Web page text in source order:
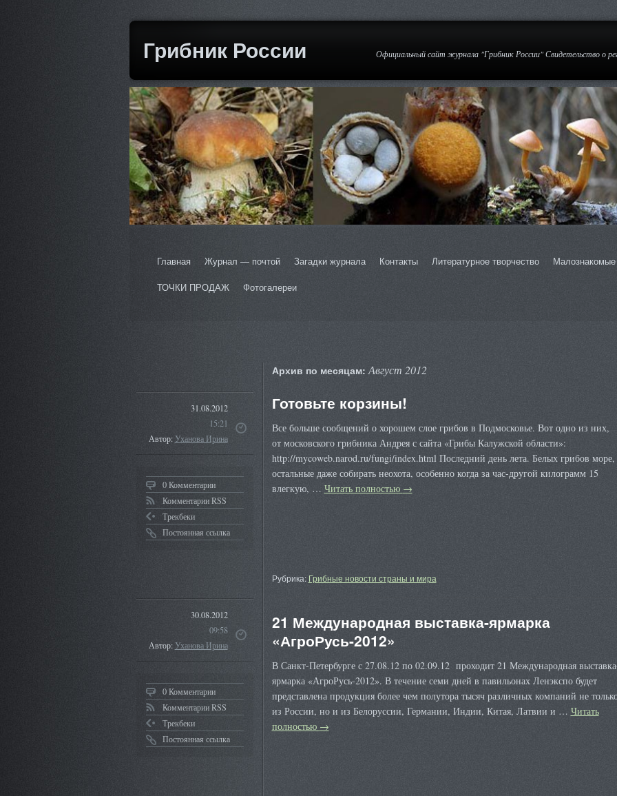
Грибник России Официальный сайт журнала "Грибник России" Свидетельство о
Главная Журнал — почтой Загадки журнала Контакты Литературное творчество
ТОЧКИ ПРОДАЖ
Фотогалереи
Архив по месяцам:Август 2012
31.08.2012
15:21
Автор:Уханова Ирина
0 Комментарии
Комментарии RSS
Трекбеки
Постоянная ссылка
Готовьте корзины!
Все больше сообщений о хорошем слое грибов в Подмосковье. Вот одно из них,
от московского грибника Андрея с сайта «Грибы Калужской области»:
http://mycoweb.narod.ru/fungi/index.html Последний день лета. Белых грибов море,
остальные даже собирать неохота, особенно когда за час-другой килограмм 15
влегкую, … Читать полностью →
Рубрика: Грибные новости страны и мира
30.08.2012
09:58
Автор:Уханова Ирина
0 Комментарии
Комментарии RSS
Трекбеки
Постоянная ссылка
21 Международная выставка-ярмарка
«АгроРусь-2012»
В Санкт-Петербурге с 27.08.12 по 02.09.12 проходит 21 Международная
ярмарка «АгроРусь-2012». В течение семи дней в павильонах Ленэкспо будет
представлена продукция более чем полутора тысяч различных компаний не
из России, но и из Белоруссии, Германии, Индии, Китая, Латвии и … Читать
полностью →